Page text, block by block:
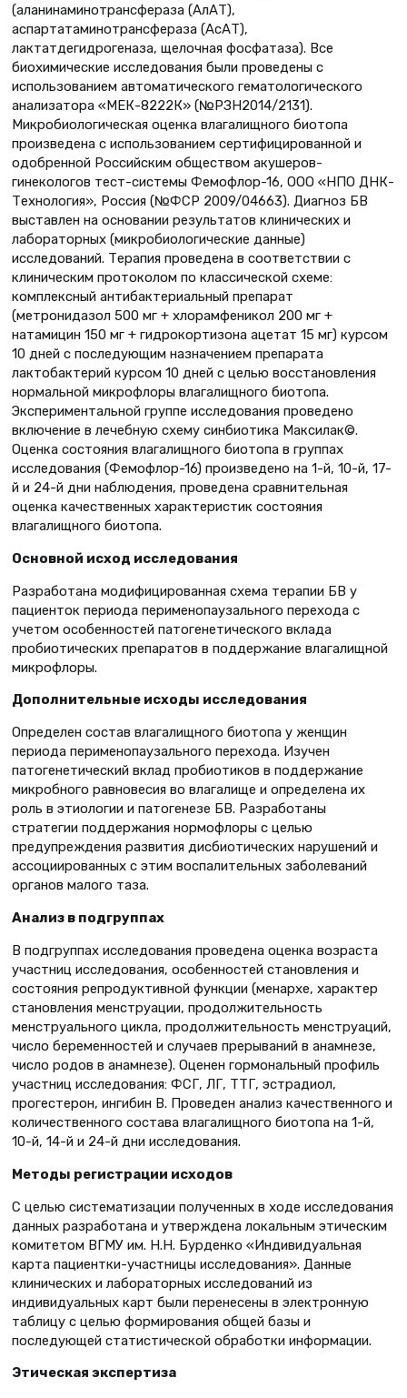
(аланинаминотрансфераза (АлАТ),
аспартатаминотрансфераза (АсАТ),
лактатдегидрогеназа, щелочная фосфатаза). Все
биохимические исследования были проведены с
использованием автоматического гематологического
анализатора «МЕК-8222К» (№РЗН2014/2131).
Микробиологическая оценка влагалищного биотопа
произведена с использованием сертифицированной и
одобренной Российским обществом акушеров-
гинекологов тест-системы Фемофлор-16, ООО «НПО ДНК-
Технология», Россия (№ФСР 2009/04663). Диагноз БВ
выставлен на основании результатов клинических и
лабораторных (микробиологические данные)
исследований. Терапия проведена в соответствии с
клиническим протоколом по классической схеме:
комплексный антибактериальный препарат
(метронидазол 500 мг + хлорамфеникол 200 мг +
натамицин 150 мг + гидрокортизона ацетат 15 мг) курсом
10 дней с последующим назначением препарата
лактобактерий курсом 10 дней с целью восстановления
нормальной микрофлоры влагалищного биотопа.
Экспериментальной группе исследования проведено
включение в лечебную схему синбиотика Максилак©.
Оценка состояния влагалищного биотопа в группах
исследования (Фемофлор-16) произведено на 1-й, 10-й, 17-
й и 24-й дни наблюдения, проведена сравнительная
оценка качественных характеристик состояния
влагалищного биотопа.
Основной исход исследования
Разработана модифицированная схема терапии БВ у
пациенток периода перименопаузального перехода с
учетом особенностей патогенетического вклада
пробиотических препаратов в поддержание влагалищной
микрофлоры.
Дополнительные исходы исследования
Определен состав влагалищного биотопа у женщин
периода перименопаузального перехода. Изучен
патогенетический вклад пробиотиков в поддержание
микробного равновесия во влагалище и определена их
роль в этиологии и патогенезе БВ. Разработаны
стратегии поддержания нормофлоры с целью
предупреждения развития дисбиотических нарушений и
ассоциированных с этим воспалительных заболеваний
органов малого таза.
Анализ в подгруппах
В подгруппах исследования проведена оценка возраста
участниц исследования, особенностей становления и
состояния репродуктивной функции (менархе, характер
становления менструации, продолжительность
менструального цикла, продолжительность менструаций,
число беременностей и случаев прерываний в анамнезе,
число родов в анамнезе). Оценен гормональный профиль
участниц исследования: ФСГ, ЛГ, ТТГ, эстрадиол,
прогестерон, ингибин В. Проведен анализ качественного и
количественного состава влагалищного биотопа на 1-й,
10-й, 14-й и 24-й дни исследования.
Методы регистрации исходов
С целью систематизации полученных в ходе исследования
данных разработана и утверждена локальным этическим
комитетом ВГМУ им. Н.Н. Бурденко «Индивидуальная
карта пациентки-участницы исследования». Данные
клинических и лабораторных исследований из
индивидуальных карт были перенесены в электронную
таблицу с целью формирования общей базы и
последующей статистической обработки информации.
Этическая экспертиза